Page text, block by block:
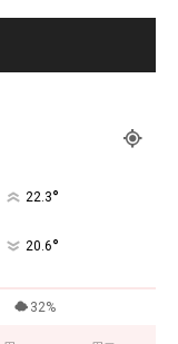
22.3°
20.6°
32%